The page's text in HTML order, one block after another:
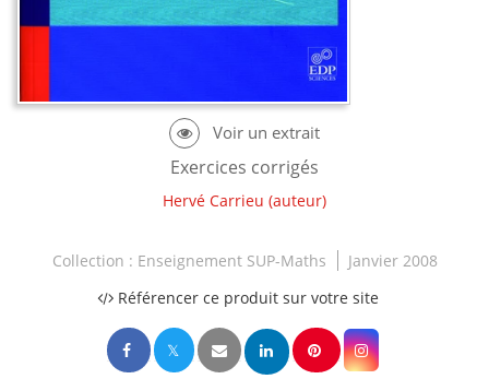
Exercices corrigés
Hervé Carrieu (auteur)
Collection : Enseignement SUP-Maths
Janvier 2008
Référencer ce produit sur votre site